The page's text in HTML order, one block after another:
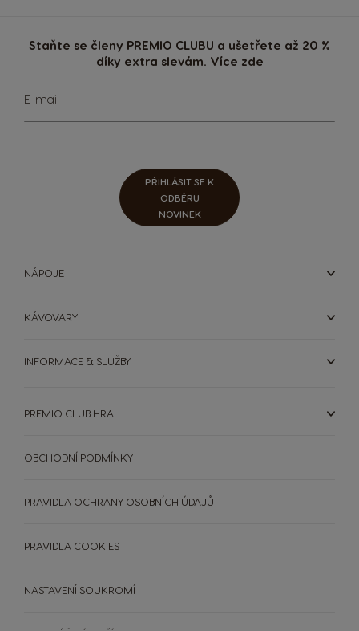
Staňte se členy PREMIO CLUBU a ušetřete až 20 %
díky extra slevám. Více zde
Přihlaste
se
k
E-mail
PŘIHLÁSIT SE K
ODBĚRU
NOVINEK
NÁPOJE
KÁVOVARY
INFORMACE & SLUŽBY
PREMIO CLUB HRA
OBCHODNÍ PODMÍNKY
PRAVIDLA OCHRANY OSOBNÍCH ÚDAJŮ
PRAVIDLA COOKIES
NASTAVENÍ SOUKROMÍ